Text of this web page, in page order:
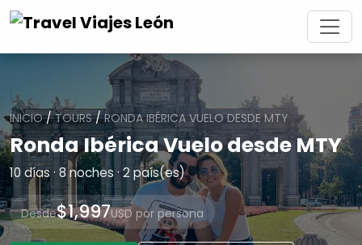
INICIO/TOURS/RONDA IBÉRICA VUELO DESDE MTY
Ronda Ibérica Vuelo desde MTY
10 días · 8 noches · 2 país(es)
Desde$1,997USD por persona